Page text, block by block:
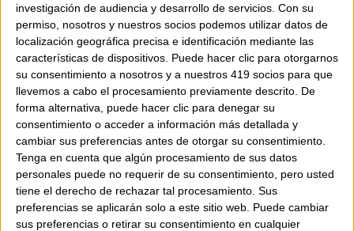
investigación de audiencia y desarrollo de servicios. Con su
permiso, nosotros y nuestros socios podemos utilizar datos de
localización geográfica precisa e identificación mediante las
características de dispositivos. Puede hacer clic para otorgarnos
su consentimiento a nosotros y a nuestros 419 socios para que
llevemos a cabo el procesamiento previamente descrito. De
forma alternativa, puede hacer clic para denegar su
consentimiento o acceder a información más detallada y
cambiar sus preferencias antes de otorgar su consentimiento.
Tenga en cuenta que algún procesamiento de sus datos
personales puede no requerir de su consentimiento, pero usted
tiene el derecho de rechazar tal procesamiento. Sus
preferencias se aplicarán solo a este sitio web. Puede cambiar
sus preferencias o retirar su consentimiento en cualquier
Crafted from a soft blend of wool and angora,
this glove features a lamb leather back,
hand-stitched with tone-on-tone thread for a
refined finish. It’s alsotouchscreen
compatible, so you can use your phone
without taking them off.
A winter essential with a touch of elegance.
Made in Spainwith care and precision.